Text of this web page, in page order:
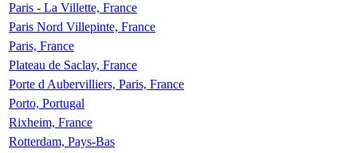
Paris - La Villette, France
Paris Nord Villepinte, France
Paris, France
Plateau de Saclay, France
Porte d Aubervilliers, Paris, France
Porto, Portugal
Rixheim, France
Rotterdam, Pays-Bas